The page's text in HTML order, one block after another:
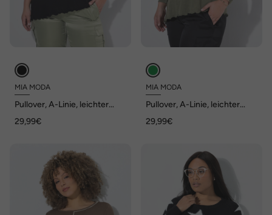
MIA MODA
Pullover, A-Linie, leichter
Wellensaum
29,99€
MIA MODA
Pullover, A-Linie, leichter
Wellensaum
29,99€